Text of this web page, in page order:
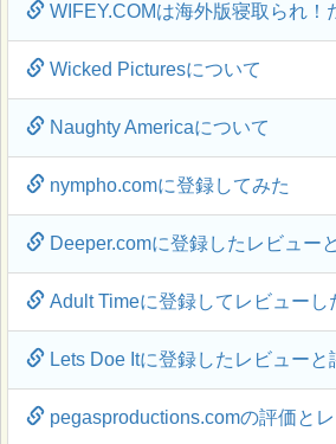
WIFEY.COMは海外版寝取られ
Wicked Picturesについて
Naughty Americaについて
nympho.comに登録してみた
Deeper.comに登録したレビュー
Adult Timeに登録してレビューし
Lets Doe Itに登録したレビューと
pegasproductions.comの評価と